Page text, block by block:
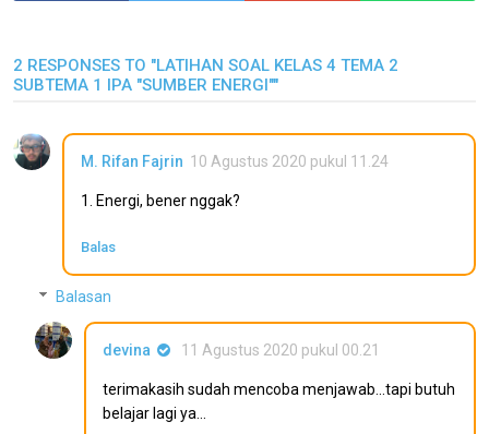
2 RESPONSES TO "LATIHAN SOAL KELAS 4 TEMA 2
SUBTEMA 1 IPA "SUMBER ENERGI""
M. Rifan Fajrin 10 Agustus 2020 pukul 11.24
1. Energi, bener nggak?
Balas
Balasan
devina 11 Agustus 2020 pukul 00.21
terimakasih sudah mencoba menjawab...tapi butuh
belajar lagi ya...